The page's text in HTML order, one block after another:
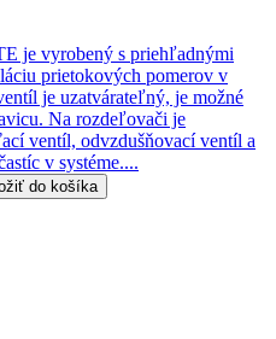
je vyrobený s priehľadnými
prietokových pomerov v
je uzatvárateľný, je možné
Na rozdeľovači je
ventíl, odvzdušňovací ventíl a
v systéme....
do košíka